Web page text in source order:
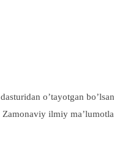
o’tayotgan
ilmiy